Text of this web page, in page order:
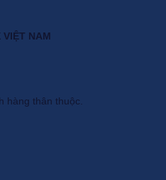
VIỆT NAM
hàng thân thuộc.